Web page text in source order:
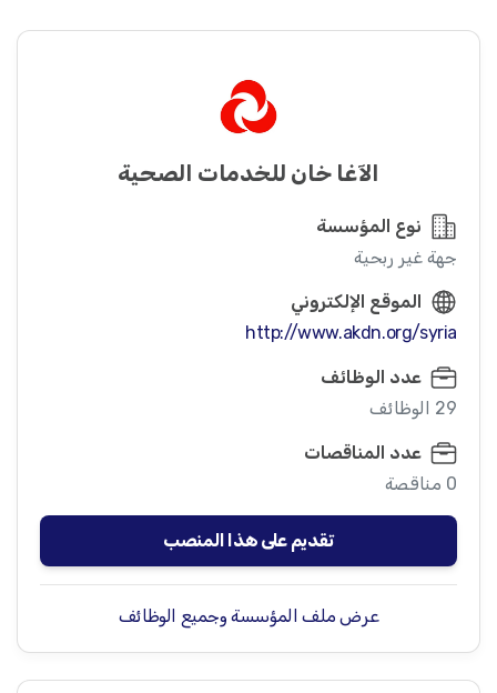
الآغا خان للخدمات الصحية
نوع المؤسسة
جهة غير ربحية
الموقع الإلكتروني
http://www.akdn.org/syria
عدد الوظائف
29 الوظائف
عدد المناقصات
0 مناقصة
تقديم على هذا المنصب
عرض ملف المؤسسة وجميع الوظائف